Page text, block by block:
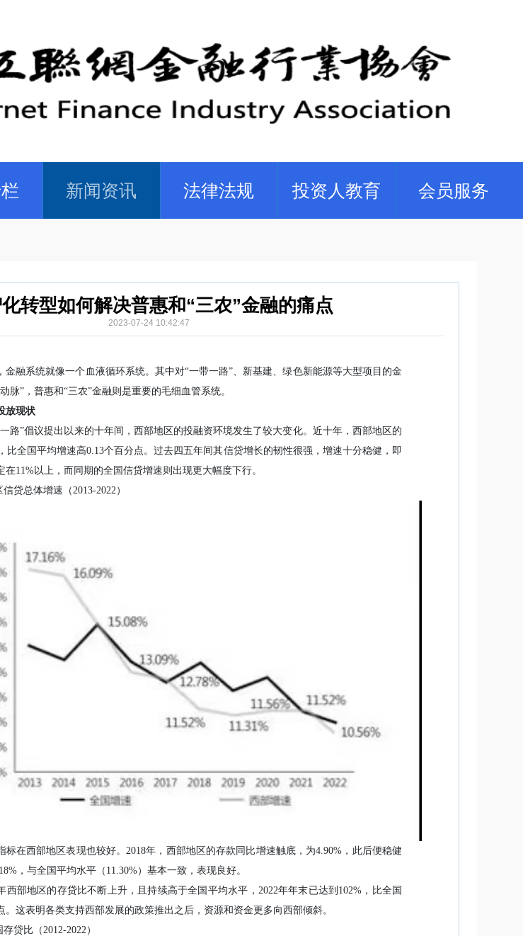
新闻资讯 法律法规 投资人教育 会员服务
转型如何解决普惠和“三农”金融的痛点
2023-07-24 10:42:47
金融系统就像一个血液循环系统。其中对“一带一路”、新基建、绿色新能源等大型项目的金
脉”，普惠和“三农”金融则是重要的毛细血管系统。
放现状
路”倡议提出以来的十年间，西部地区的投融资环境发生了较大变化。近十年，西部地区的
比全国平均增速高0.13个百分点。过去四五年间其信贷增长的韧性很强，增速十分稳健，即
11%以上，而同期的全国信贷增速则出现更大幅度下行。
贷总体增速（2013-2022）
标在西部地区表现也较好。2018年，西部地区的存款同比增速触底，为4.90%，此后便稳健
，与全国平均水平（11.30%）基本一致，表现良好。
西部地区的存贷比不断上升，且持续高于全国平均水平，2022年年末已达到102%，比全国
。这表明各类支持西部发展的政策推出之后，资源和资金更多向西部倾斜。
贷比（2012-2022）